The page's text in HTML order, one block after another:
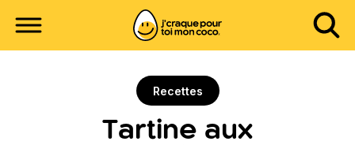
Recettes
Tartine aux